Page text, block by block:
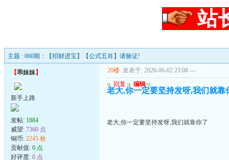
站
主题 : 060期：【招财进宝】【公式五肖】请验证!
【乖妹妹】
新手上路
发帖: 1884
威望: 7360 点
铜币: 2245 枚
贡献值: 0 点
好评度: 0 点
20楼 发表于: 2026-06-02 23:08 ---
u 回复 u 编辑 u
老大,你一定要坚持发呀,我们就靠
老大,你一定要坚持发呀,我们就靠你了